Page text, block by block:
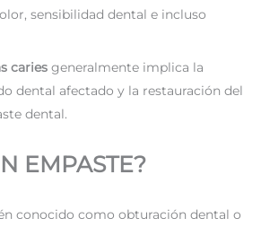
sensibilidad dental e incluso
caries generalmente implica la
dental afectado y la restauración del
dental.
EMPASTE?
conocido como obturación dental o